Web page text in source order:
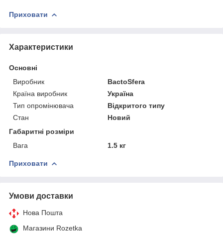
Приховати
Характеристики
Основні
Виробник
BactoSfera
Країна виробник
Україна
Тип опромінювача
Відкритого типу
Стан
Новий
Габаритні розміри
Вага
1.5 кг
Приховати
Умови доставки
Нова Пошта
Магазини Rozetka